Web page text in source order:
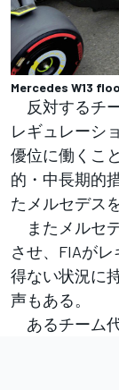
Mercedes W13
反対するチ
レギュレーシ
優位に働くこ
的・中長期的
たメルセデス
またメルセ
させ、FIAが
得ない状況に
声もある。
あるチーム